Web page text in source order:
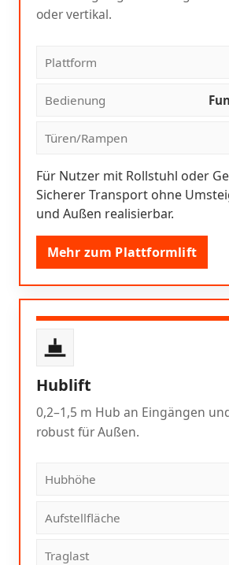
oder vertikal.
Plattform
Bedienung
Türen/Rampen
Für Nutzer mit Rollstuhl oder
Sicherer Transport ohne
und Außen realisierbar.
Mehr zum Plattformlift
Hublift
0,2–1,5 m Hub an Eingängen
robust für Außen.
Hubhöhe
Aufstellfläche
Traglast